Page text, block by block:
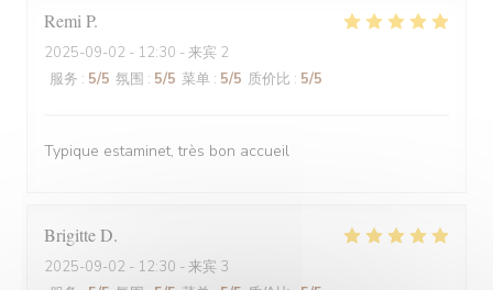
Remi P
2025-09-02 - 12:30 - 来宾 2
服务 : 5/5 氛围 : 5/5 菜单 : 5/5 质价比 : 5/5
Typique estaminet, très bon accueil
BrigitteD
2025-09-02 - 12:30 - 来宾 3